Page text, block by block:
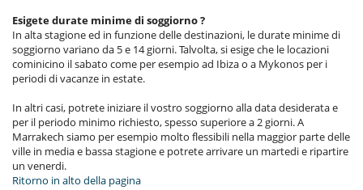
Esigete durate minime di soggiorno ?
In alta stagione ed in funzione delle destinazioni, le durate minime di
soggiorno variano da 5 e 14 giorni. Talvolta, si esige che le locazioni
cominicino il sabato come per esempio ad Ibiza o a Mykonos per i
periodi di vacanze in estate.
In altri casi, potrete iniziare il vostro soggiorno alla data desiderata e
per il periodo minimo richiesto, spesso superiore a 2 giorni. A
Marrakech siamo per esempio molto flessibili nella maggior parte delle
ville in media e bassa stagione e potrete arrivare un martedi e ripartire
un venerdi.
Ritorno in alto della pagina